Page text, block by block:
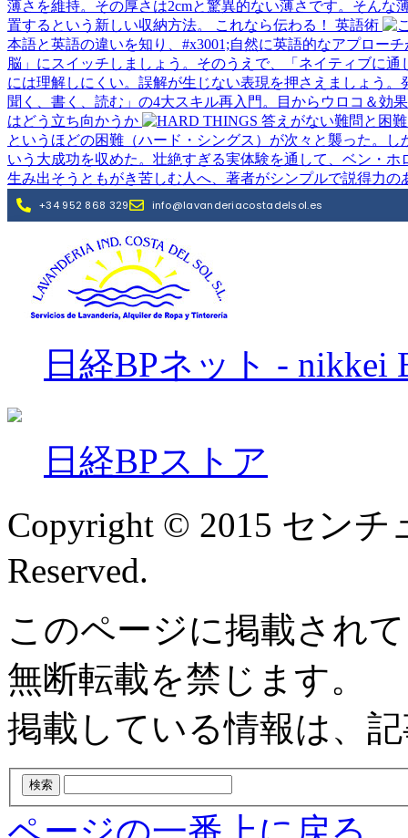
薄さを維持。その厚さは2cmと驚異的ない薄さです。そん
置するという新しい収納方法。
これなら伝わる！ 英語術
本語と英語の違いを知り、#x3001;自然に英語的なアプロー
脳」にスイッチしましょう。そのうえで、「ネイティブに
には理解しにくい。誤解が生じない表現を押さえましょう
聞く、書く、読む」の4大スキル再入門。目からウロコ＆効
はどう立ち向かうか
というほどの困難（ハード・シングス）が次々と襲った。
いう大成功を収めた。壮絶すぎる実体験を通して、ベン・
生み出そうともがき苦しむ人へ、著者がシンプルで説得力の
日経BPネット - nikkei
日経BPストア
Copyright © 2015 センチ
Reserved.
このページに掲載され
無断転載を禁じます。
掲載している情報は、